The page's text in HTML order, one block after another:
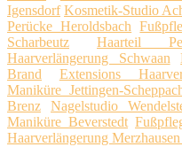
Igensdorf Kosmetik-Studio
Perücke Heroldsbach
Scharbeutz
Haarteil
Haarverlängerung Schwaan
Brand
Extensions
Maniküre Jettingen-
Brenz
Nagelstudio
Maniküre Beverstedt
Haarverlängerung